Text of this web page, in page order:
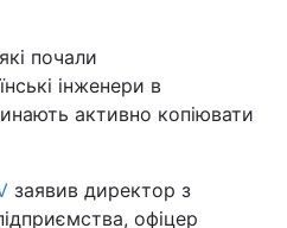
Політика
Світ
почали
інженери в
активно копіювати
заявив директор з
офіцер